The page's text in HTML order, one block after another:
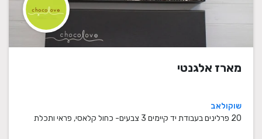
מארז אלגנטי
שוקולאב
20 פרלינים בעבודת יד קיימים 3 צבעים- כחול קלאסי, פראי ותכלת